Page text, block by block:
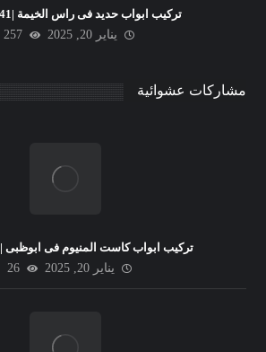
تركيب ابواب حديد فى راس الخيمة |0506691641
يناير 20, 2025
257
مشاركات عشوائية
تركيب ابواب كاست المنيوم فى ابوظبى |0506691641
يناير 20, 2025
26